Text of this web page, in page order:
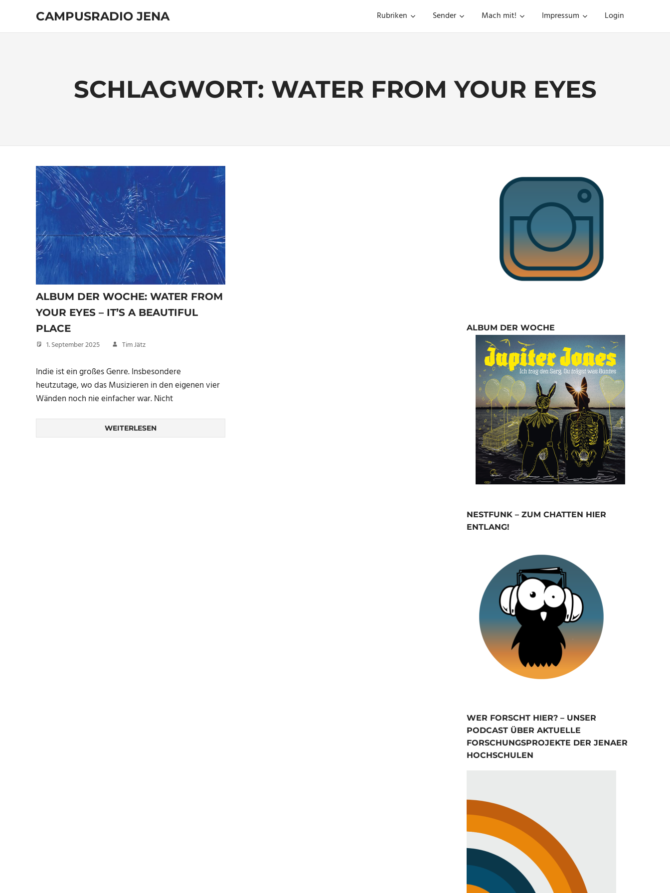
springen
CAMPUSRADIO JENA
103.4
Rubriken Sender Mach mit! Impressum Login
SCHLAGWORT: WATER FROM YOUR EYES
ALBUM DER WOCHE: WATER FROM
YOUR EYES – IT’S A BEAUTIFUL
PLACE
1. September 2025 Tim Jätz
Indie ist ein großes Genre. Insbesondere
heutzutage, wo das Musizieren in den eigenen vier
Wänden noch nie einfacher war. Nicht
WEITERLESEN
ALBUM DER WOCHE
NESTFUNK – ZUM CHATTEN HIER
ENTLANG!
WER FORSCHT HIER? – UNSER
PODCAST ÜBER AKTUELLE
FORSCHUNGSPROJEKTE DER JENAER
HOCHSCHULEN